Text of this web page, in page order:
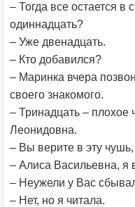
– Тогда все остается в
одиннадцать?
– Уже двенадцать.
– Кто добавился?
– Маринка вчера
своего знакомого.
– Тринадцать – плохое
Леонидовна.
– Вы верите в эту
– Алиса Васильевна, я
– Неужели у Вас
– Нет, но я читала.